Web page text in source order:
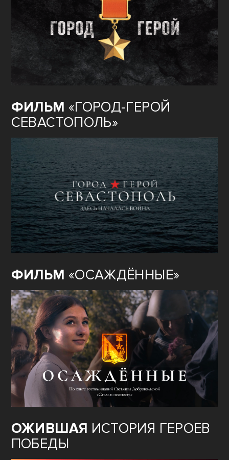
ФИЛЬМ «ГОРОД-ГЕРОЙ
СЕВАСТОПОЛЬ»
ФИЛЬМ «ОСАЖДЁННЫЕ»
ОЖИВШАЯ ИСТОРИЯ ГЕРОЕВ
ПОБЕДЫ